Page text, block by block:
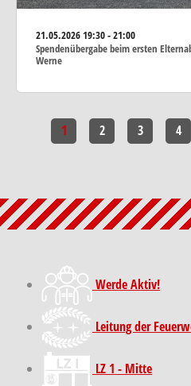
21.05.202619:30 - 21:00
Spendenübergabe beim ersten
Werne
1 2 3 4
Werde Aktiv!
Leitung der
LZ 1 - Mitte